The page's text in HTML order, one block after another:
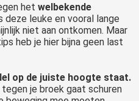
het welbekende
deze leuke en vooral lange
niet aan ontkomen. Maar
heb je hier bijna geen last
op de juiste hoogte staat.
je broek gaat schuren